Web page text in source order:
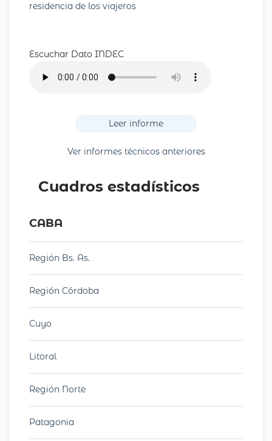
residencia de los viajeros
Escuchar Dato INDEC
Leer informe
Ver informes técnicos anteriores
Cuadros estadísticos
CABA
Región Bs. As.
Región Córdoba
Cuyo
Litoral
Región Norte
Patagonia